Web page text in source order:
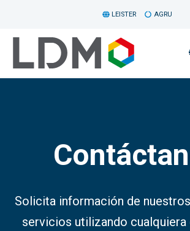
LEISTER AGRU
Solicita información de
servicios utilizando cualquiera